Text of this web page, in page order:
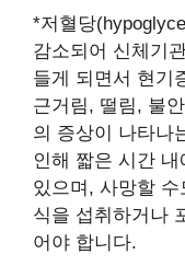
*저혈당
감소되어 신체기
들게 되면서 현기
근거림, 떨림, 불
의 증상이 나타나
인해 짧은 시간
있으며, 사망할
식을 섭취하거나
어야 합니다.